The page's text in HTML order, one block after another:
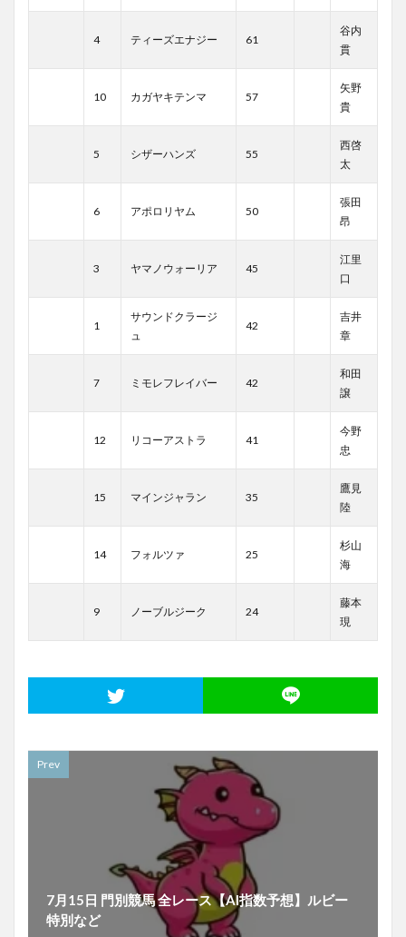
4 ティーズエナジー 61
谷内
貫
10 カガヤキテンマ 57
矢野
貴
5 シザーハンズ 55
西啓
太
6 アポロリヤム 50
張田
昂
3 ヤマノウォーリア 45
江里
口
1
サウンドクラージ
ュ
42
吉井
章
7 ミモレフレイバー 42
和田
譲
12 リコーアストラ 41
今野
忠
15 マインジャラン 35
鷹見
陸
14 フォルツァ 25
杉山
海
9 ノーブルジーク 24
藤本
現
Prev
7月15日 門別競馬 全レース【AI指数予想】ルビー
特別など